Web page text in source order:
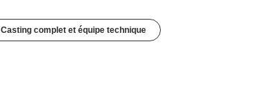
Casting complet et équipe technique